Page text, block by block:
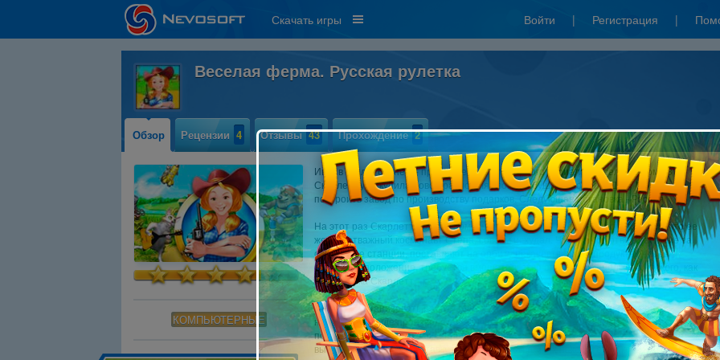
Скачать игры Войти | Регистрация |
Веселая ферма. Русская рулетка
Обзор Рецензии 4 Отзывы 43 Прохождение 2
КОМПЬЮТЕРНЫЕ
Игра в стиле "бизнес" - продолжение популярного сериала "Веселая ферма 3".
Скарлетт уже купила новое ранчо для своей бабушки и помогла Деду Морозу
построить завод по производству подарков. Следующая остановка - Россия!
На этот раз Скарлетт должна помочь своей русской подруге. Таня жалуется, что ее
жених, отважный космонавт Степа, совсем исхудал. Чиновники, ответственные за
снабжение станции, поставляют на орбиту некачественные продукты. Чтобы
исправить положение, требуется вмешательство опытного менеджера - такого, как
американка Скарлетт.
Ей нужно организовать работу фермы, наладить добычу нефти и построить
нанофабрику, где производятся запчасти для ракет. Если Скарлетт справится с
поставленными задачами и пройдет все девяносто игровых уровней, она сможет
выиграть конкурс на поставку питания для отважных покорителей космоса. Качайте